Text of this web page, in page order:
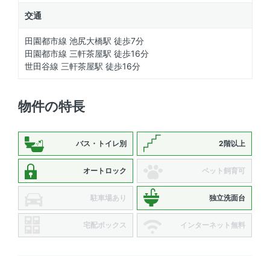
交通
田園都市線 池尻大橋駅 徒歩7分
田園都市線 三軒茶屋駅 徒歩16分
世田谷線 三軒茶屋駅 徒歩16分
物件の特長
バス・トイレ別 2階以上
オートロック ペット飼育可
駐車場あり 独立洗面台
宅配ボックス インターネット無料